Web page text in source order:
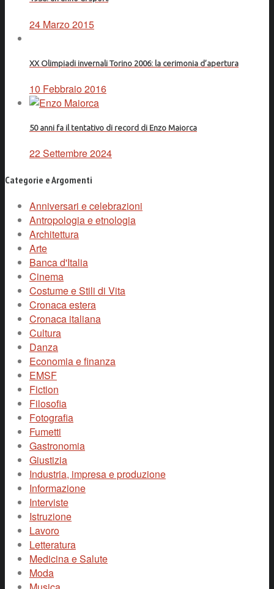
24 Marzo 2015
XX Olimpiadi invernali Torino 2006: la cerimonia d’apertura
10 Febbraio 2016
50 anni fa il tentativo di record di Enzo Maiorca
22 Settembre 2024
Categorie e Argomenti
Anniversari e celebrazioni
Antropologia e etnologia
Architettura
Arte
Banca d'Italia
Cinema
Costume e Stili di Vita
Cronaca estera
Cronaca italiana
Cultura
Danza
Economia e finanza
EMSF
Fiction
Filosofia
Fotografia
Fumetti
Gastronomia
Giustizia
Industria, impresa e produzione
Informazione
Interviste
Istruzione
Lavoro
Letteratura
Medicina e Salute
Moda